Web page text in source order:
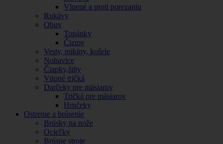
Vlnené a proti porezaniu
Rukávy
Obuv
Topánky
Čizmy
Vesty, mikiny, košele
Nohavice
Čiapky,šilty
Vtipné tričká
Darčeky pre mäsiarov
Tričká pre mäsiarov
Hrnčeky
Ostrenie a brúsenie
Brúsky na nože
Ocieľky
Brúsne stroje